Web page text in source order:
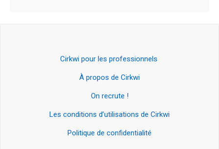
Cirkwi pour les professionnels
À propos de Cirkwi
On recrute !
Les conditions d’utilisations de Cirkwi
Politique de confidentialité